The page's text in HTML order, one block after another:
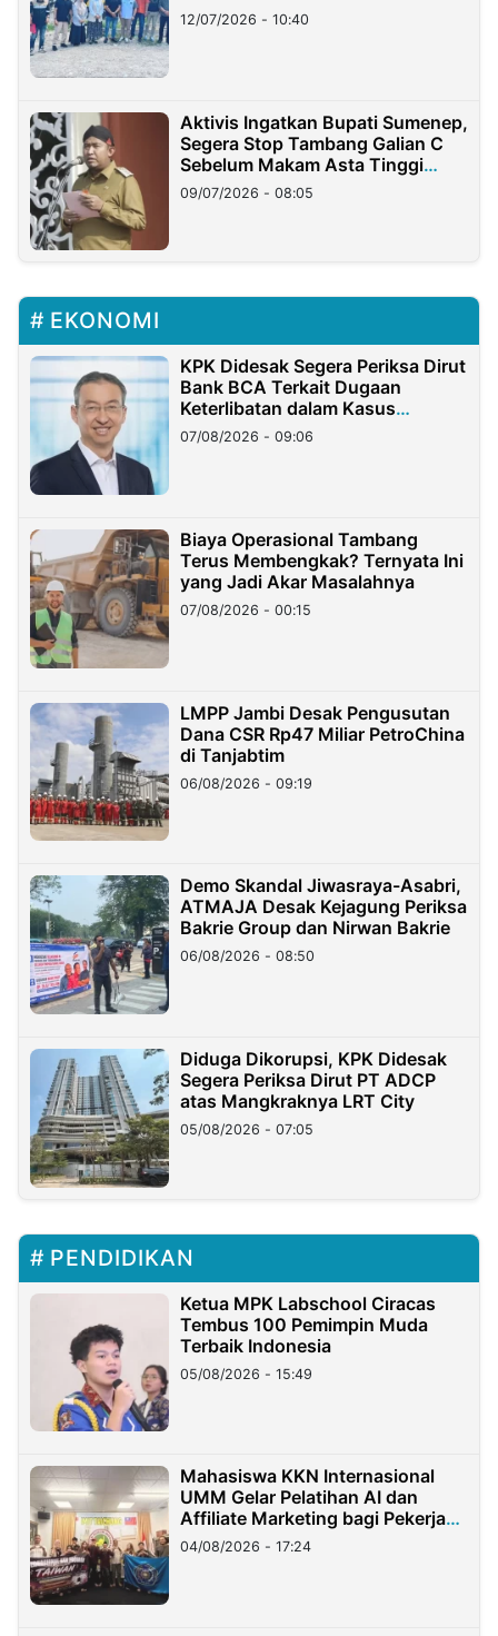
12/07/2026 - 10:40
Aktivis Ingatkan Bupati Sumenep,
Segera Stop Tambang Galian C
Sebelum Makam Asta Tinggi
Longsor
09/07/2026 - 08:05
EKONOMI
KPK Didesak Segera Periksa Dirut
Bank BCA Terkait Dugaan
Keterlibatan dalam Kasus
Hilangnya Dana Nasabah Rp2,58
Miliar
07/08/2026 - 09:06
Biaya Operasional Tambang
Terus Membengkak? Ternyata Ini
yang Jadi Akar Masalahnya
07/08/2026 - 00:15
LMPP Jambi Desak Pengusutan
Dana CSR Rp47 Miliar PetroChina
di Tanjabtim
06/08/2026 - 09:19
Demo Skandal Jiwasraya-Asabri,
ATMAJA Desak Kejagung Periksa
Bakrie Group dan Nirwan Bakrie
06/08/2026 - 08:50
Diduga Dikorupsi, KPK Didesak
Segera Periksa Dirut PT ADCP
atas Mangkraknya LRT City
05/08/2026 - 07:05
PENDIDIKAN
Ketua MPK Labschool Ciracas
Tembus 100 Pemimpin Muda
Terbaik Indonesia
05/08/2026 - 15:49
Mahasiswa KKN Internasional
UMM Gelar Pelatihan AI dan
Affiliate Marketing bagi Pekerja
Migran Indonesia di Taiwan
04/08/2026 - 17:24